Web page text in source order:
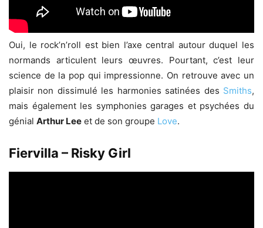
Oui, le rock’n’roll est bien l’axe central autour duquel les
normands articulent leurs œuvres. Pourtant, c’est leur
science de la pop qui impressionne. On retrouve avec un
plaisir non dissimulé les harmonies satinées des Smiths,
mais également les symphonies garages et psychées du
génial Arthur Lee et de son groupe Love.
Fiervilla – Risky Girl